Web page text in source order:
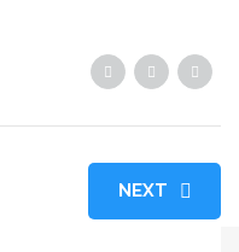
NEXT